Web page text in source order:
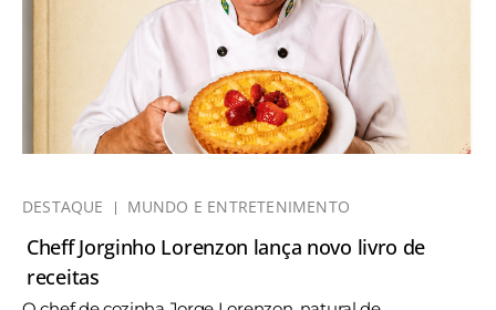
DESTAQUE MUNDO E ENTRETENIMENTO
Cheff Jorginho Lorenzon lança novo livro de
receitas